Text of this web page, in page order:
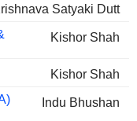
Satyaki Dutt
Kishor Shah
Kishor Shah
Indu Bhushan